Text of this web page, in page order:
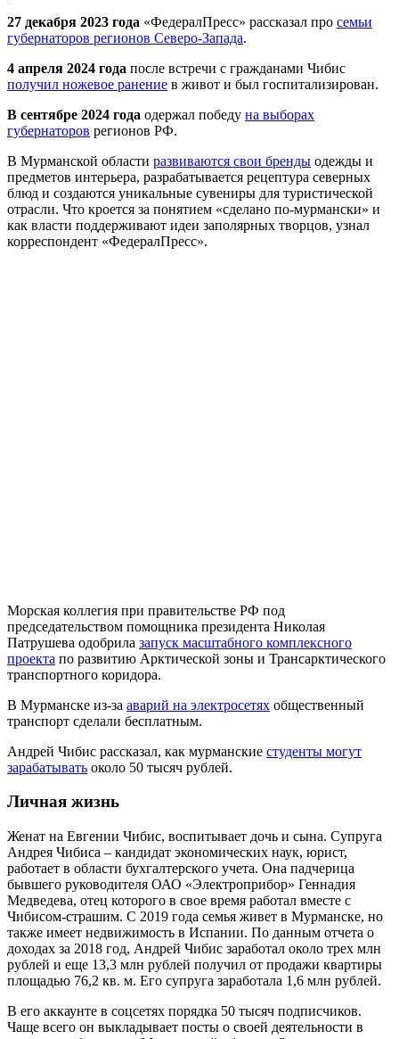
27 декабря 2023 года «ФедералПресс» рассказал про семьи
губернаторов регионов Северо-Запада.
4 апреля 2024 года после встречи с гражданами Чибис
получил ножевое ранение в живот и был госпитализирован.
В сентябре 2024 года одержал победу на выборах
губернаторов регионов РФ.
В Мурманской области развиваются свои бренды одежды и
предметов интерьера, разрабатывается рецептура северных
блюд и создаются уникальные сувениры для туристической
отрасли. Что кроется за понятием «сделано по-мурмански» и
как власти поддерживают идеи заполярных творцов, узнал
корреспондент «ФедералПресс».
Морская коллегия при правительстве РФ под
председательством помощника президента Николая
Патрушева одобрила запуск масштабного комплексного
проекта по развитию Арктической зоны и Трансарктического
транспортного коридора.
В Мурманске из-за аварий на электросетях общественный
транспорт сделали бесплатным.
Андрей Чибис рассказал, как мурманские студенты могут
зарабатывать около 50 тысяч рублей.
Личная жизнь
Женат на Евгении Чибис, воспитывает дочь и сына. Супруга
Андрея Чибиса – кандидат экономических наук, юрист,
работает в области бухгалтерского учета. Она падчерица
бывшего руководителя ОАО «Электроприбор» Геннадия
Медведева, отец которого в свое время работал вместе с
Чибисом-страшим. С 2019 года семья живет в Мурманске, но
также имеет недвижимость в Испании. По данным отчета о
доходах за 2018 год, Андрей Чибис заработал около трех млн
рублей и еще 13,3 млн рублей получил от продажи квартиры
площадью 76,2 кв. м. Его супруга заработала 1,6 млн рублей.
В его аккаунте в соцсетях порядка 50 тысяч подписчиков.
Чаще всего он выкладывает посты о своей деятельности в